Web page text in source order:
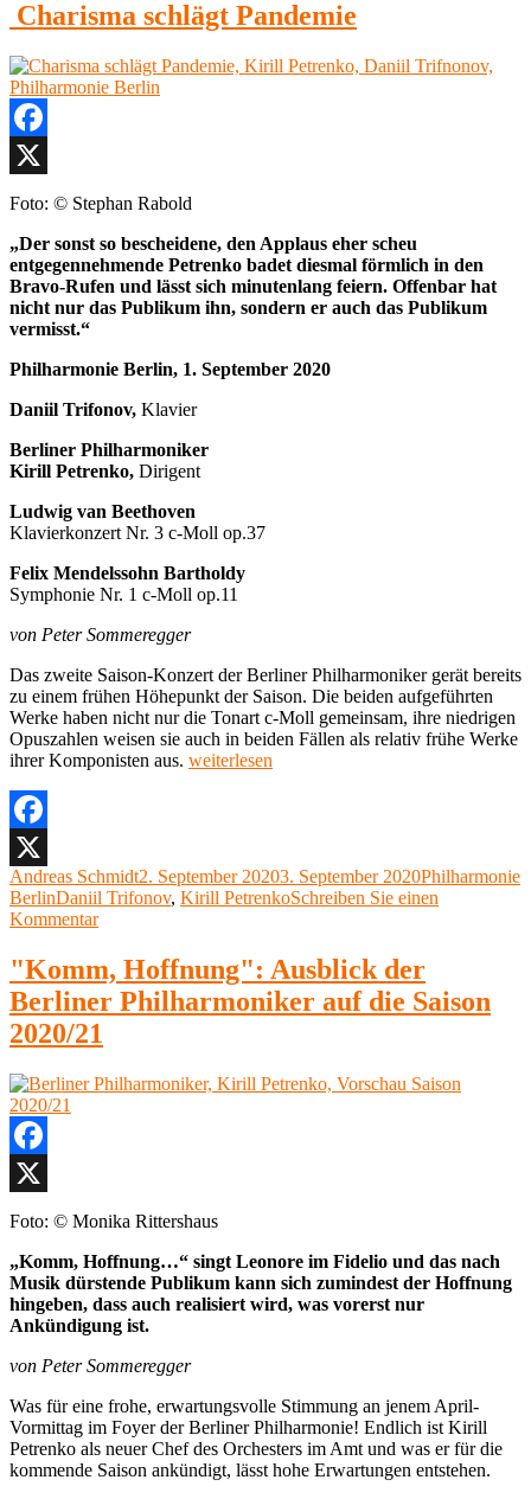
besetzten
Philharmonie
Berlin“
und
Bravos
Petrenko
Philharmonie
Berlin
Charisma schlägt Pandemie
Facebook
X
Foto: © Stephan Rabold
„Der sonst so bescheidene, den Applaus eher scheu
entgegennehmende Petrenko badet diesmal förmlich in den
Bravo-Rufen und lässt sich minutenlang feiern. Offenbar hat
nicht nur das Publikum ihn, sondern er auch das Publikum
vermisst.“
Philharmonie Berlin, 1. September 2020
Daniil Trifonov, Klavier
Berliner Philharmoniker
Kirill Petrenko, Dirigent
Ludwig van Beethoven
Klavierkonzert Nr. 3 c-Moll op.37
Felix Mendelssohn Bartholdy
Symphonie Nr. 1 c-Moll op.11
von Peter Sommeregger
Das zweite Saison-Konzert der Berliner Philharmoniker gerät bereits
zu einem frühen Höhepunkt der Saison. Die beiden aufgeführten
Werke haben nicht nur die Tonart c-Moll gemeinsam, ihre niedrigen
Opuszahlen weisen sie auch in beiden Fällen als relativ frühe Werke
ihrer Komponisten aus. „Charisma
Daniil
Trifnonov,
Philharmonie
weiterlesen
Facebook
X
Autor
Andreas SchmidtVeröffentlicht
am
2. September 20203. September 2020Kategorien
Philharmonie
BerlinSchlagwörter
Daniil Trifonov, Kirill PetrenkoSchreiben Sie einen
Kommentarzu
schlägt
Pandemie,
Kirill
Petrenko,
Daniil
Philharmonie
"Komm, Hoffnung": Ausblick der
Berliner Philharmoniker auf die Saison
2020/21
Facebook
X
Foto: © Monika Rittershaus
„Komm, Hoffnung…“ singt Leonore im Fidelio und das nach
Musik dürstende Publikum kann sich zumindest der Hoffnung
hingeben, dass auch realisiert wird, was vorerst nur
Ankündigung ist.
von Peter Sommeregger
Was für eine frohe, erwartungsvolle Stimmung an jenem April-
Vormittag im Foyer der Berliner Philharmonie! Endlich ist Kirill
Petrenko als neuer Chef des Orchesters im Amt und was er für die
kommende Saison ankündigt, lässt hohe Erwartungen entstehen.